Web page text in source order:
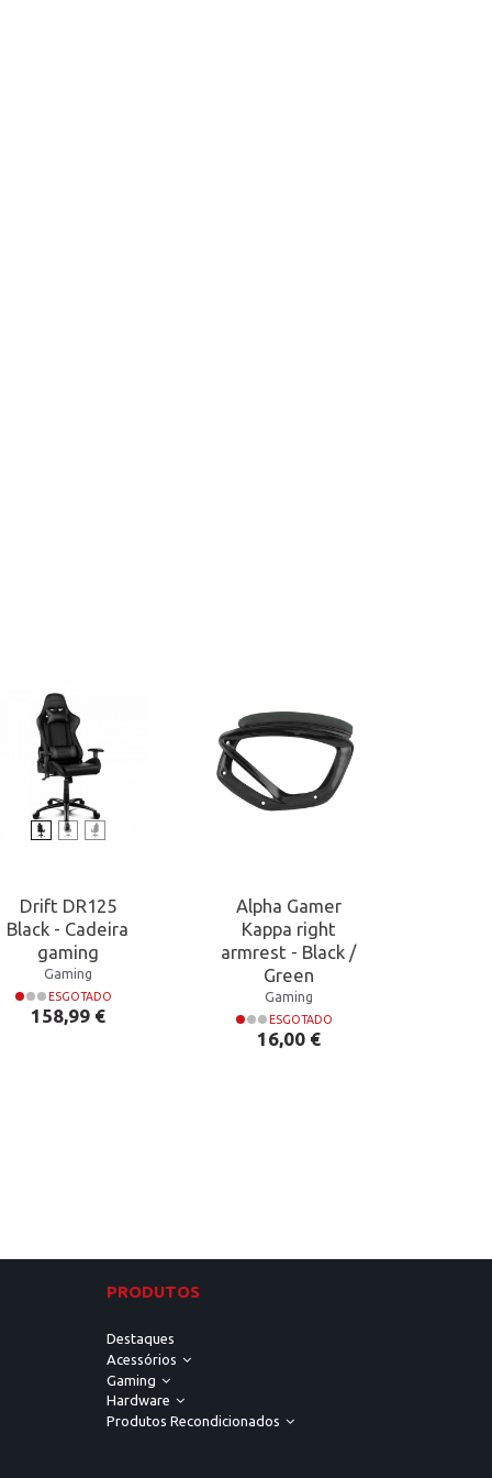
Drift DR125
Black - Cadeira
gaming
Gaming
ESGOTADO
Preço
158,99 €
Alpha Gamer
Kappa right
armrest - Black /
Green
Gaming
ESGOTADO
Preço
16,00 €
PRODUTOS
Destaques
Acessórios
Gaming
Hardware
Produtos Recondicionados